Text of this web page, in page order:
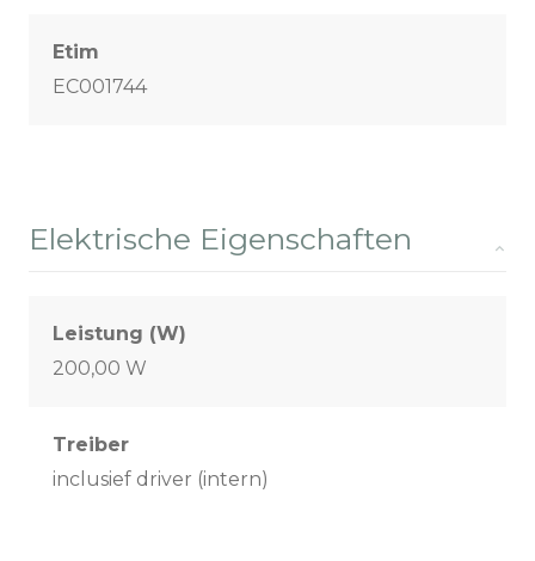
Etim
EC001744
Elektrische Eigenschaften
Leistung (W)
200,00 W
Treiber
inclusief driver (intern)